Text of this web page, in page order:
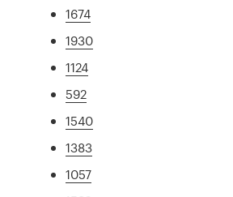
1674
1930
1124
592
1540
1383
1057